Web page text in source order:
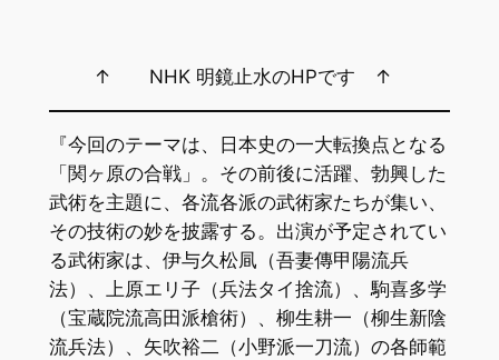
↑ NHK 明鏡止水のHPです ↑
『今回のテーマは、日本史の一大転換点となる
「関ヶ原の合戦」。その前後に活躍、勃興した
武術を主題に、各流各派の武術家たちが集い、
その技術の妙を披露する。出演が予定されてい
る武術家は、伊与久松凬（吾妻傳甲陽流兵
法）、上原エリ子（兵法タイ捨流）、駒喜多学
（宝蔵院流高田派槍術）、柳生耕一（柳生新陰
流兵法）、矢吹裕二（小野派一刀流）の各師範